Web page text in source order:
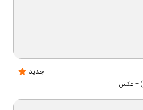
جدید